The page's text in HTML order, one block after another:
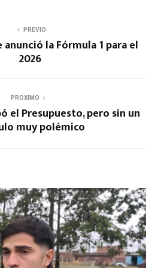
PREVIO
la Fórmula 1 para el
2026
PROXIMO
el Presupuesto, pero sin un
muy polémico